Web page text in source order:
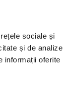
sociale și
și de analize
informații oferite